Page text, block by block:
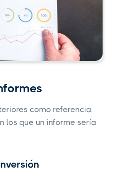
como referencia,
los que un informe sería